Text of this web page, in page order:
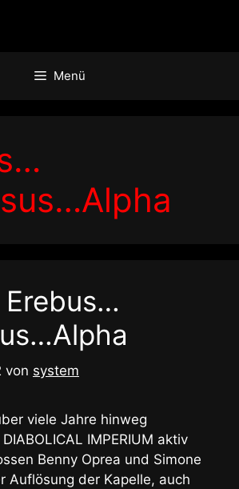
Menü
Erebus…
von system
viele Jahre hinweg
IMPERIUM aktiv
Benny Oprea und Simone
Auflösung der Kapelle, auch